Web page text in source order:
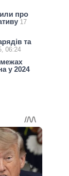
про
17
та
06:24
межах
у 2024